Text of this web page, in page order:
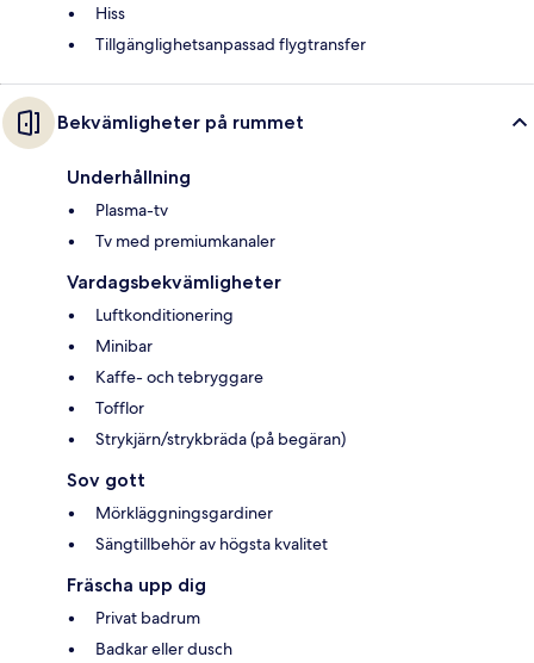
Hiss
Tillgänglighetsanpassad flygtransfer
Bekvämligheter på rummet
Underhållning
Plasma-tv
Tv med premiumkanaler
Vardagsbekvämligheter
Luftkonditionering
Minibar
Kaffe- och tebryggare
Tofflor
Strykjärn/strykbräda (på begäran)
Sov gott
Mörkläggningsgardiner
Sängtillbehör av högsta kvalitet
Fräscha upp dig
Privat badrum
Badkar eller dusch